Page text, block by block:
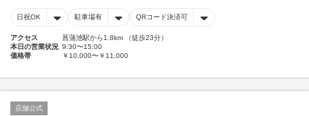
日祝OK 駐車場有 QRコード決済可
アクセス
菖蒲池駅から1.8km （徒歩23分）
本日の営業状況 9:30〜15:00
価格帯
￥10,000〜￥11,000
店舗公式